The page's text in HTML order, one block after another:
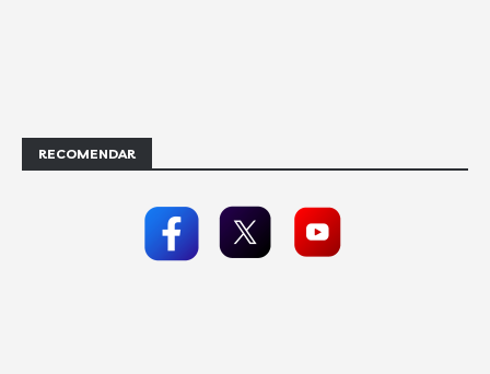
RECOMENDAR